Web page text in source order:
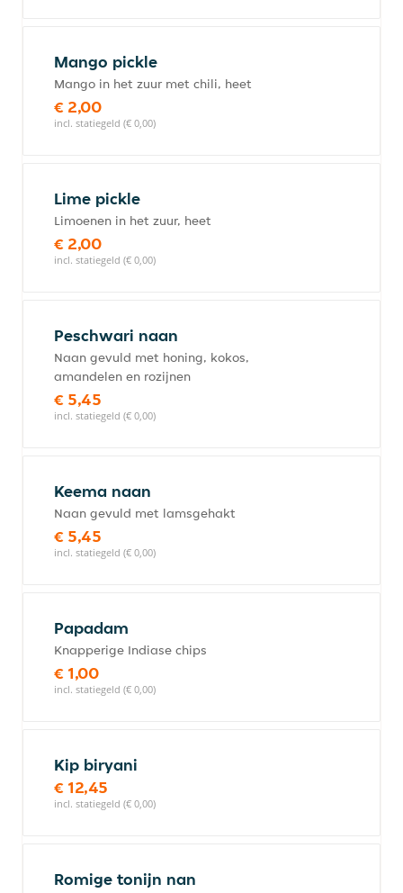
Mango pickle
Mango in het zuur met chili, heet
€ 2,00
incl. statiegeld (€ 0,00)
Lime pickle
Limoenen in het zuur, heet
€ 2,00
incl. statiegeld (€ 0,00)
Peschwari naan
Naan gevuld met honing, kokos,
amandelen en rozijnen
€ 5,45
incl. statiegeld (€ 0,00)
Keema naan
Naan gevuld met lamsgehakt
€ 5,45
incl. statiegeld (€ 0,00)
Papadam
Knapperige Indiase chips
€ 1,00
incl. statiegeld (€ 0,00)
Kip biryani
€ 12,45
incl. statiegeld (€ 0,00)
Romige tonijn nan